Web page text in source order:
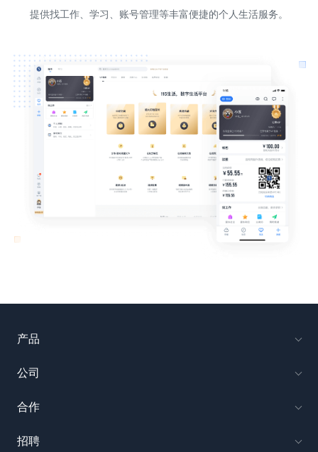
提供找工作、学习、账号管理等丰富便捷的个人生活服务。
产品
公司
合作
招聘